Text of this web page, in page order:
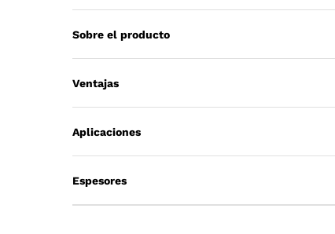
Sobre el producto
Ventajas
Aplicaciones
Espesores